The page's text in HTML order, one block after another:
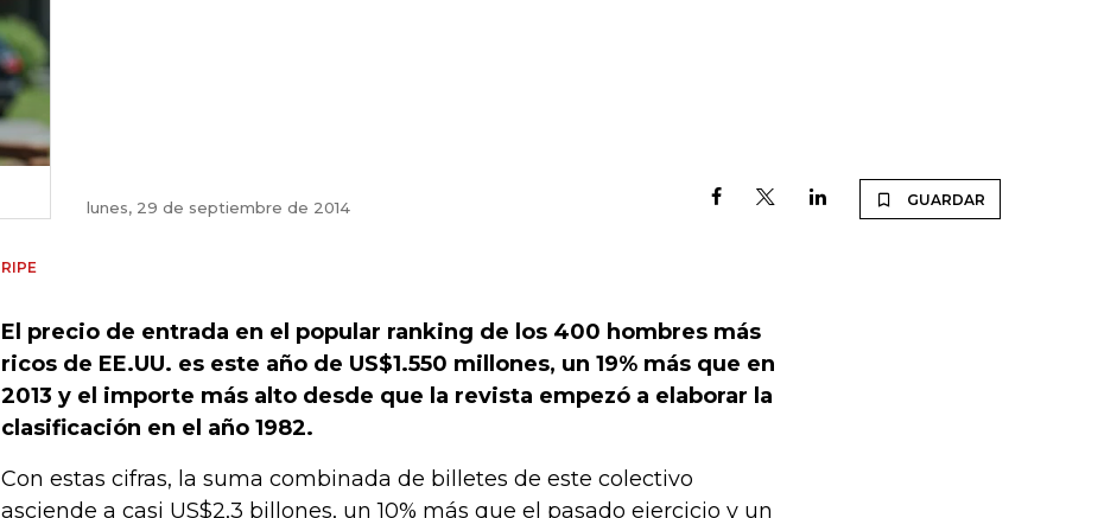
lunes, 29 de septiembre de 2014 GUARDAR
RIPE
El precio de entrada en el popular ranking de los 400 hombres más
ricos de EE.UU. es este año de US$1.550 millones, un 19% más que en
2013 y el importe más alto desde que la revista empezó a elaborar la
clasificación en el año 1982.
Con estas cifras, la suma combinada de billetes de este colectivo
asciende a casi US$2,3 billones, un 10% más que el pasado ejercicio y un